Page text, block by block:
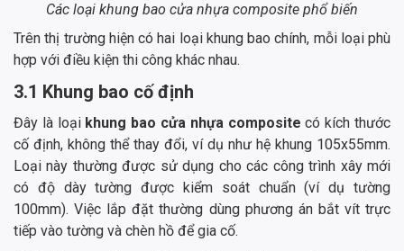
Các loại khung bao cửa nhựa composite phổ biến
Trên thị trường hiện có hai loại khung bao chính, mỗi loại phù
hợp với điều kiện thi công khác nhau.
3.1 Khung bao cố định
Đây là loại khung bao cửa nhựa compositecó kích thước
cố định, không thể thay đổi, ví dụ như hệ khung 105x55mm.
Loại này thường được sử dụng cho các công trình xây mới
có độ dày tường được kiểm soát chuẩn (ví dụ tường
100mm). Việc lắp đặt thường dùng phương án bắt vít trực
tiếp vào tường và chèn hồ để gia cố.